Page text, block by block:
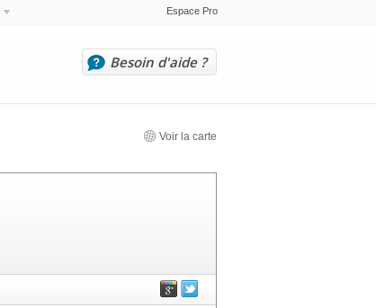
Espace Pro
Besoin d'aide ?
Voir la carte